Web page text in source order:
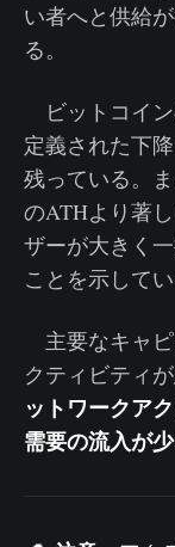
い者へと供給
る。
ビットコイ
定義された下
残っている。
のATHより著
ザーが大きく
ことを示してい
主要なキャ
クティビティ
ットワークア
需要の流入が